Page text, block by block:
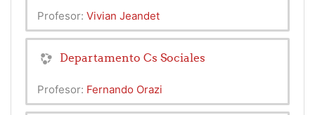
Profesor: Vivian Jeandet
Departamento Cs Sociales
Profesor: Fernando Orazi